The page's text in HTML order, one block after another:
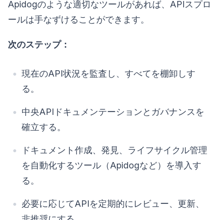
Apidogのような適切なツールがあれば、APIスプロ
ールは手なずけることができます。
次のステップ：
現在のAPI状況を監査し、すべてを棚卸しす
る。
中央APIドキュメンテーションとガバナンスを
確立する。
ドキュメント作成、発見、ライフサイクル管理
を自動化するツール（Apidogなど）を導入す
る。
必要に応じてAPIを定期的にレビュー、更新、